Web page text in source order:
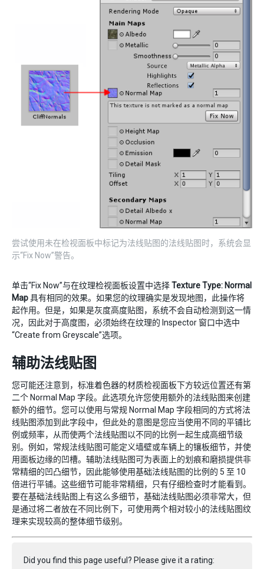
尝试使用未在检视面板中标记为法线贴图的法线贴图时，系统会显
示“Fix Now”警告。
单击“Fix Now”与在纹理检视面板设置中选择Texture Type: Normal
Map具有相同的效果。如果您的纹理确实是发现地图，此操作将
起作用。但是，如果是灰度高度贴图，系统不会自动检测到这一情
况，因此对于高度图，必须始终在纹理的 Inspector 窗口中选中
“Create from Greyscale”选项。
辅助法线贴图
您可能还注意到，标准着色器的材质检视面板下方较远位置还有第
二个 Normal Map 字段。此选项允许您使用额外的法线贴图来创建
额外的细节。您可以使用与常规 Normal Map 字段相同的方式将法
线贴图添加到此字段中，但此处的意图是您应当使用不同的平铺比
例或频率，从而使两个法线贴图以不同的比例一起生成高细节级
别。例如，常规法线贴图可能定义墙壁或车辆上的镶板细节，并使
用面板边缘的凹槽。辅助法线贴图可为表面上的划痕和磨损提供非
常精细的凹凸细节，因此能够使用基础法线贴图的比例的 5 至 10
倍进行平铺。这些细节可能非常精细，只有仔细检查时才能看到。
要在基础法线贴图上有这么多细节，基础法线贴图必须非常大，但
是通过将二者放在不同比例下，可使用两个相对较小的法线贴图纹
理来实现较高的整体细节级别。
Did you find this page useful? Please give it a rating: